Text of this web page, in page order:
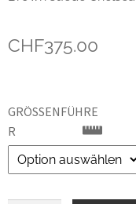
CHF375.00
GRÖSSENFÜHRER